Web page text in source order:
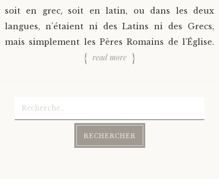
soit en grec, soit en latin, ou dans les deux
langues, n’étaient ni des Latins ni des Grecs,
mais simplement les Pères Romains de l’Église.
read more